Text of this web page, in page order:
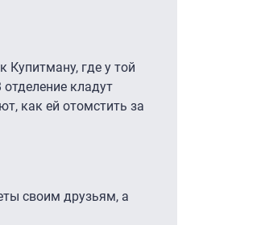
где у той
кладут
как ей отомстить за
своим друзьям, а